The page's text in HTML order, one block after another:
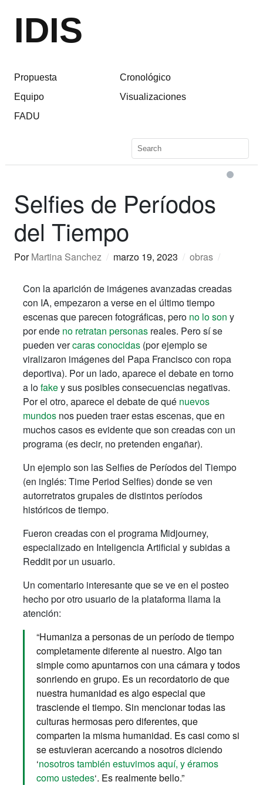
IDIS
Propuesta
Equipo
FADU
Cronológico
Visualizaciones
Selfies de Períodos
del Tiempo
PorMartina Sanchez / marzo 19, 2023 / obras /
Con la aparición de imágenes avanzadas creadas
con IA, empezaron a verse en el último tiempo
escenas que parecen fotográficas, pero no lo son y
por ende no retratan personas reales. Pero sí se
pueden vercaras conocidas (por ejemplo se
viralizaron imágenes del Papa Francisco con ropa
deportiva). Por un lado, aparece el debate en torno
a lofakey sus posibles consecuencias negativas.
Por el otro, aparece el debate de qué nuevos
mundos nos pueden traer estas escenas, que en
muchos casos es evidente que son creadas con un
programa (es decir, no pretenden engañar).
Un ejemplo son las Selfies de Períodos del Tiempo
(en inglés: Time Period Selfies) donde se ven
autorretratos grupales de distintos períodos
históricos de tiempo.
Fueron creadas con el programa Midjourney,
especializado en Inteligencia Artificial y subidas a
Reddit por un usuario.
Un comentario interesante que se ve en el posteo
hecho por otro usuario de la plataforma llama la
atención:
“Humaniza a personas de un período de tiempo
completamente diferente al nuestro. Algo tan
simple como apuntarnos con una cámara y todos
sonriendo en grupo. Es un recordatorio de que
nuestra humanidad es algo especial que
trasciende el tiempo. Sin mencionar todas las
culturas hermosas pero diferentes, que
comparten la misma humanidad. Es casi como si
se estuvieran acercando a nosotros diciendo
‘nosotros también estuvimos aquí, y éramos
como ustedes‘. Es realmente bello.”